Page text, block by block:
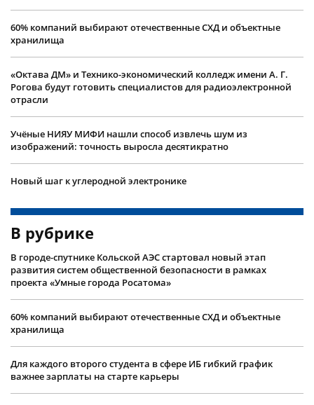
60% компаний выбирают отечественные СХД и объектные
хранилища
«Октава ДМ» и Технико-экономический колледж имени А. Г.
Рогова будут готовить специалистов для радиоэлектронной
отрасли
Учëные НИЯУ МИФИ нашли способ извлечь шум из
изображений: точность выросла десятикратно
Новый шаг к углеродной электронике
В рубрике
В городе-спутнике Кольской АЭС стартовал новый этап
развития систем общественной безопасности в рамках
проекта «Умные города Росатома»
60% компаний выбирают отечественные СХД и объектные
хранилища
Для каждого второго студента в сфере ИБ гибкий график
важнее зарплаты на старте карьеры